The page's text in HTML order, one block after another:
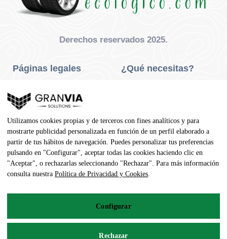
Derechos reservados 2025.
Páginas legales
Privacidad Y Cookies
Aviso Legal
Condiciones De Compra
Contacto
¿Qué necesitas?
Neumáticos Agrícola
Dirección
pedidos@neumaticoecologico.com
Utilizamos cookies propias y de terceros con fines analíticos y para
mostrarte publicidad personalizada en función de un perfil elaborado a
partir de tus hábitos de navegación. Puedes personalizar tus preferencias
pulsando en "Configurar", aceptar todas las cookies haciendo clic en
"Aceptar", o rechazarlas seleccionando "Rechazar". Para más información
consulta nuestra Política de Privacidad y Cookies.
Configurar
Rechazar